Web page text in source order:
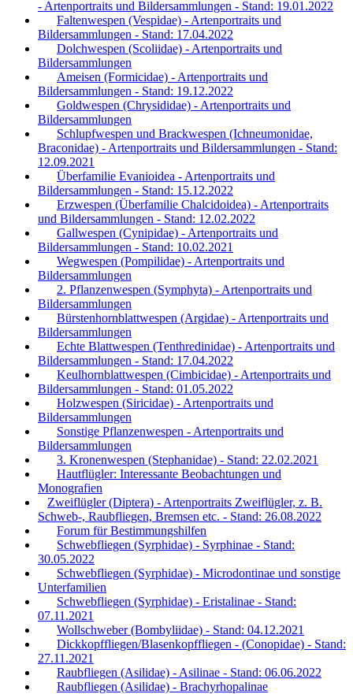
- Artenportraits und Bildersammlungen - Stand: 19.01.2022
Faltenwespen (Vespidae) - Artenportraits und
Bildersammlungen - Stand: 17.04.2022
Dolchwespen (Scoliidae) - Artenportraits und
Bildersammlungen
Ameisen (Formicidae) - Artenportraits und
Bildersammlungen - Stand: 19.12.2022
Goldwespen (Chrysididae) - Artenportraits und
Bildersammlungen
Schlupfwespen und Brackwespen (Ichneumonidae,
Braconidae) - Artenportraits und Bildersammlungen - Stand:
12.09.2021
Überfamilie Evanioidea - Artenportraits und
Bildersammlungen - Stand: 15.12.2022
Erzwespen (Überfamilie Chalcidoidea) - Artenportraits
und Bildersammlungen - Stand: 12.02.2022
Gallwespen (Cynipidae) - Artenportraits und
Bildersammlungen - Stand: 10.02.2021
Wegwespen (Pompilidae) - Artenportraits und
Bildersammlungen
2. Pflanzenwespen (Symphyta) - Artenportraits und
Bildersammlungen
Bürstenhornblattwespen (Argidae) - Artenportraits und
Bildersammlungen
Echte Blattwespen (Tenthredinidae) - Artenportraits und
Bildersammlungen - Stand: 17.04.2022
Keulhornblattwespen (Cimbicidae) - Artenportraits und
Bildersammlungen - Stand: 01.05.2022
Holzwespen (Siricidae) - Artenportraits und
Bildersammlungen
Sonstige Pflanzenwespen - Artenportraits und
Bildersammlungen
3. Kronenwespen (Stephanidae) - Stand: 22.02.2021
Hautflügler: Interessante Beobachtungen und
Monografien
Zweiflügler (Diptera) - Artenportraits Zweiflügler, z. B.
Schweb-, Raubfliegen, Bremsen etc. - Stand: 26.08.2022
Forum für Bestimmungshilfen
Schwebfliegen (Syrphidae) - Syrphinae - Stand:
30.05.2022
Schwebfliegen (Syrphidae) - Microdontinae und sonstige
Unterfamilien
Schwebfliegen (Syrphidae) - Eristalinae - Stand:
07.11.2021
Wollschweber (Bombyliidae) - Stand: 04.12.2021
Dickkopffliegen/Blasenkopffliegen - (Conopidae) - Stand:
27.11.2021
Raubfliegen (Asilidae) - Asilinae - Stand: 06.06.2022
Raubfliegen (Asilidae) - Brachyrhopalinae